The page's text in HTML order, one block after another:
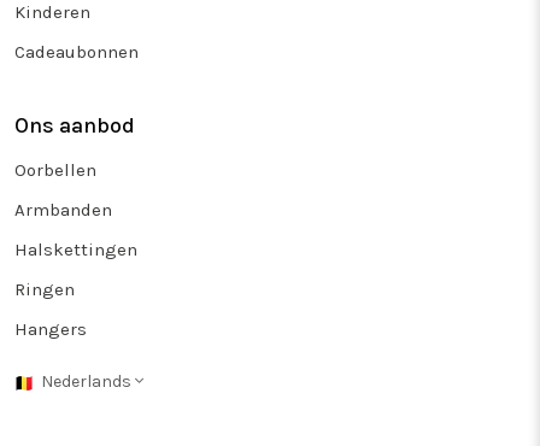
Kinderen
Cadeaubonnen
Ons aanbod
Oorbellen
Armbanden
Halskettingen
Ringen
Hangers
Nederlands